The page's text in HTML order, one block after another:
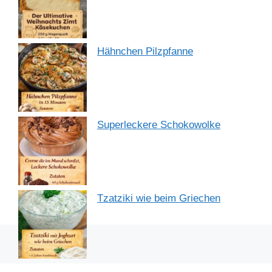
Hähnchen Pilzpfanne
Superleckere Schokowolke
Tzatziki wie beim Griechen